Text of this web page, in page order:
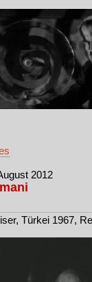
2012
Türkei 1967,